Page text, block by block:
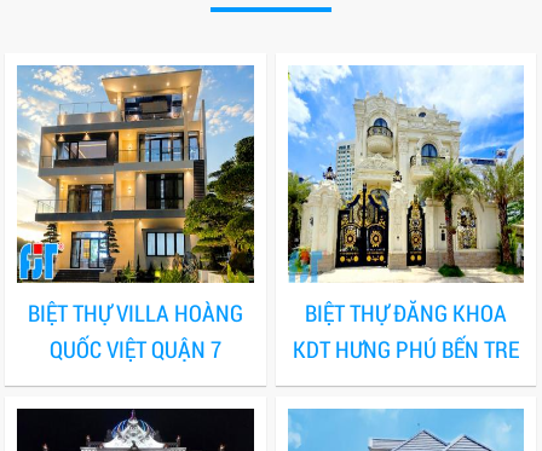
BIỆT THỰ VILLA HOÀNG
QUỐC VIỆT QUẬN 7
BIỆT THỰ ĐĂNG KHOA
KDT HƯNG PHÚ BẾN TRE